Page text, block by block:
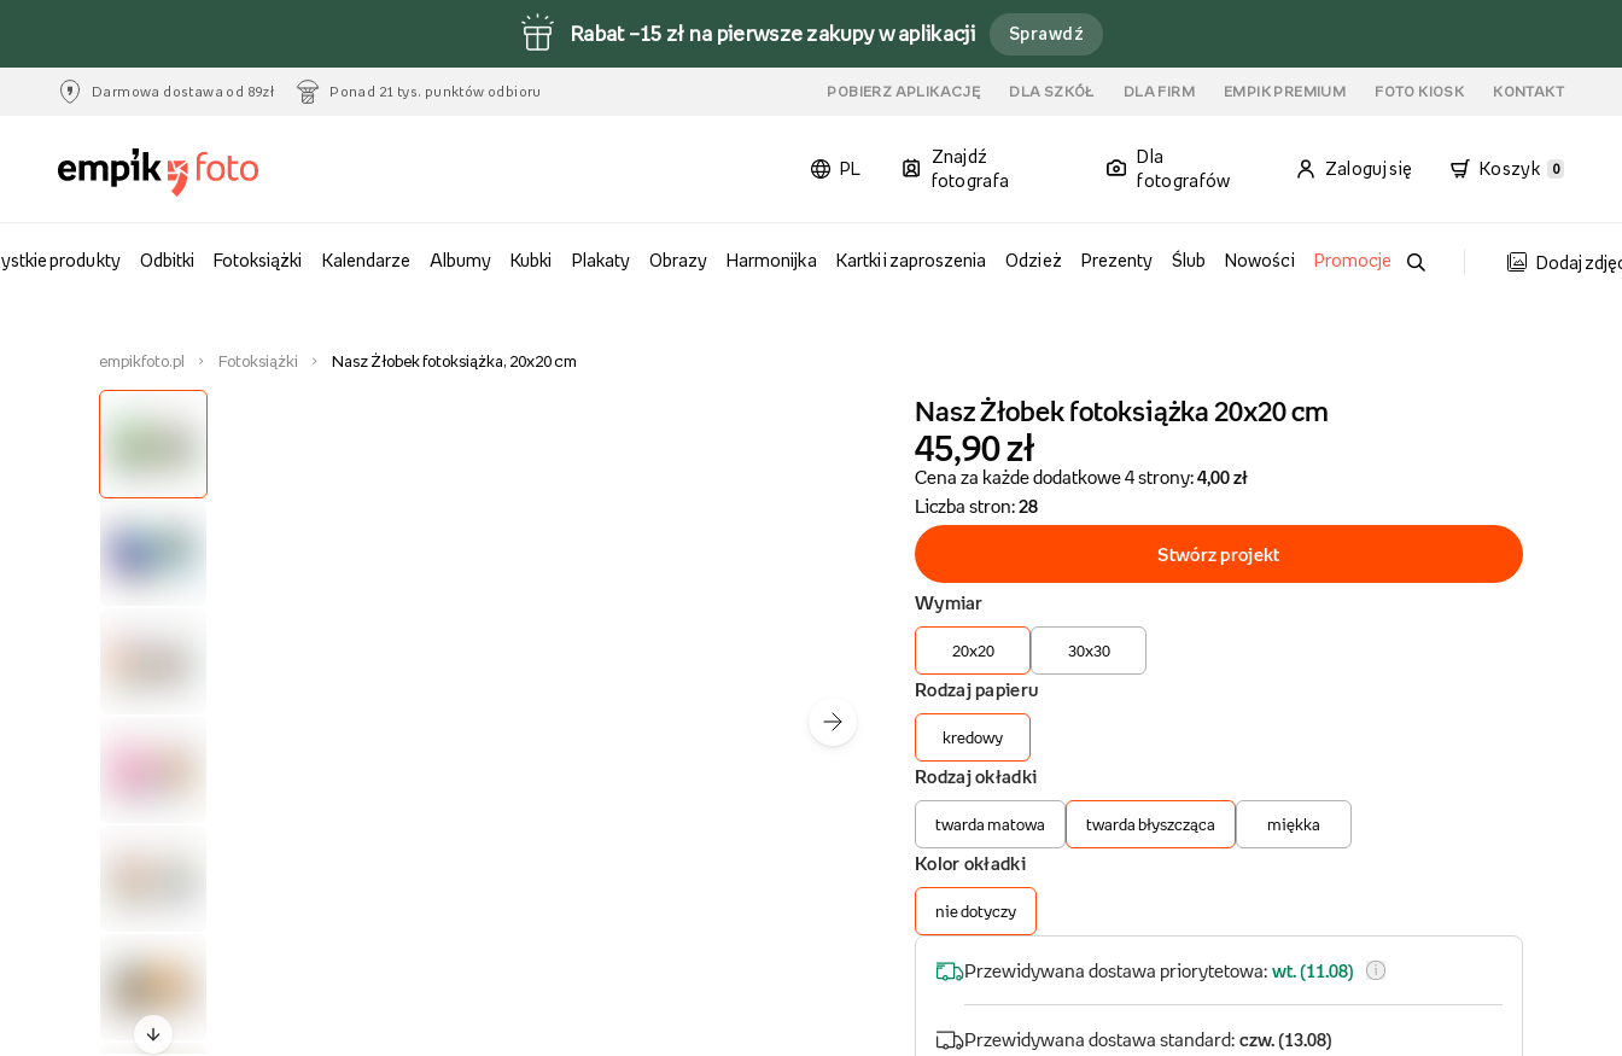
Rabat –15 zł na pierwsze zakupy w aplikacji Sprawdź
Darmowa dostawa od 89zł Ponad 21 tys. punktów odbioru POBIERZ APLIKACJĘ DLA SZKÓŁ DLA FIRM EMPIK PREMIUM FOTO KIOSK KONTAKT
PL
Znajdź
fotografa
Dla
fotografów
Zaloguj się Koszyk 0
produkty Odbitki Fotoksiążki Kalendarze Albumy Kubki Plakaty Obrazy Harmonijka Kartki i zaproszenia Odzież Prezenty Ślub Nowości Promocje Dodaj
empikfoto.pl Fotoksiążki Nasz Żłobek fotoksiążka, 20x20 cm